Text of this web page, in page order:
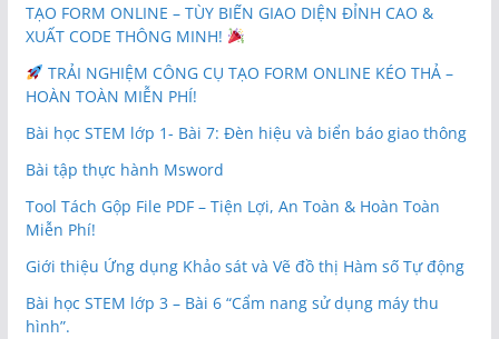
TẠO FORM ONLINE – TÙY BIẾN GIAO DIỆN ĐỈNH CAO &
XUẤT CODE THÔNG MINH!
TRẢI NGHIỆM CÔNG CỤ TẠO FORM ONLINE KÉO THẢ –
HOÀN TOÀN MIỄN PHÍ!
Bài học STEM lớp 1- Bài 7: Đèn hiệu và biển báo giao thông
Bài tập thực hành Msword
Tool Tách Gộp File PDF – Tiện Lợi, An Toàn & Hoàn Toàn
Miễn Phí!
Giới thiệu Ứng dụng Khảo sát và Vẽ đồ thị Hàm số Tự động
Bài học STEM lớp 3 – Bài 6 “Cẩm nang sử dụng máy thu
hình”.